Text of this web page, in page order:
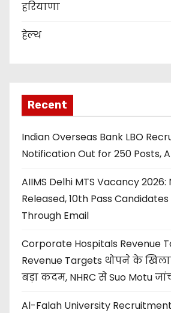
हरियाणा
हेल्थ
Recent
Indian Overseas Bank LBO
Notification Out for 250 Posts,
AIIMS Delhi MTS Vacancy
Released, 10th Pass
Through Email
Corporate Hospitals Revenue
Revenue Targets थोपने के
बड़ा कदम, NHRC से Suo Motu
Al-Falah University